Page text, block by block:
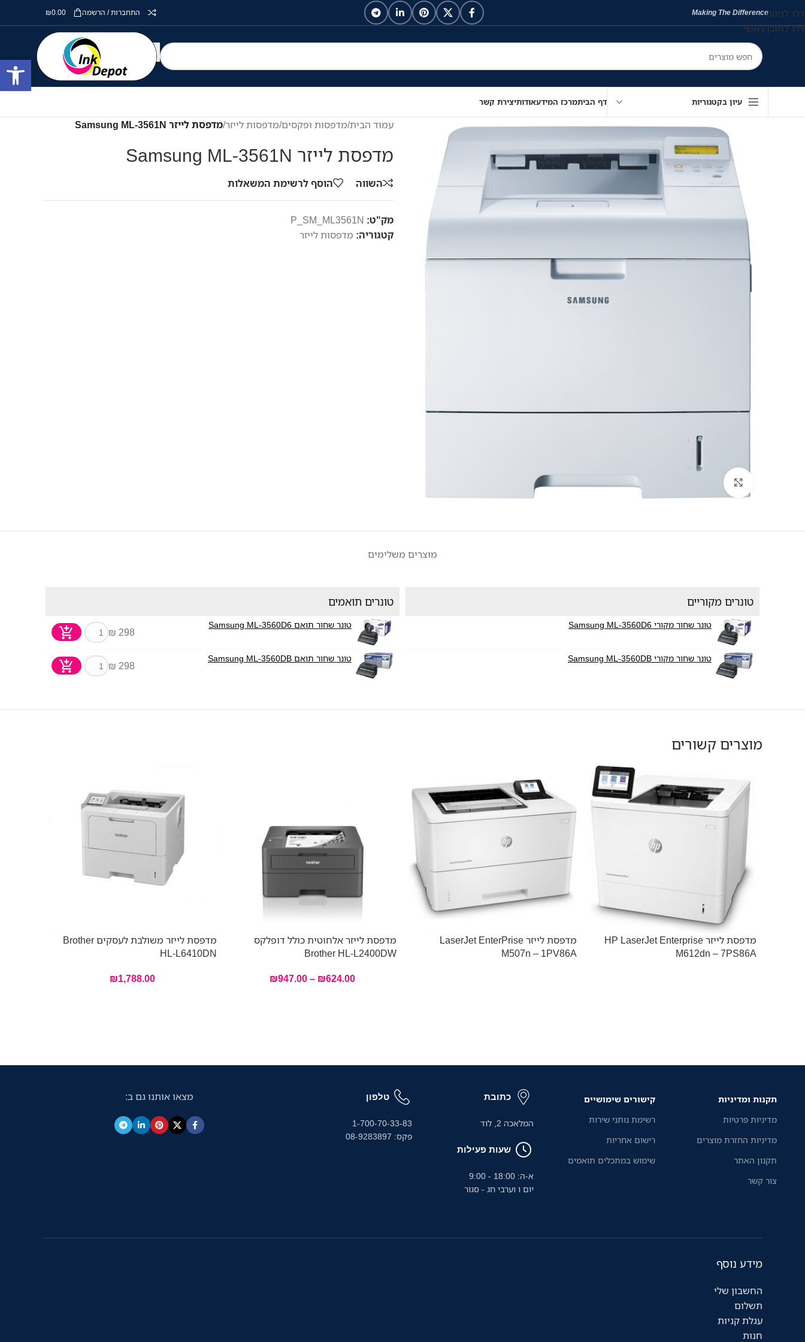
דלג לניווט
דלג לתוכן ראשי
Making The Difference התחברות / הרשמה ₪0.00
עיון בקטגוריות דף הביתמרכז המידעאודותיצירת קשר
עמוד הבית/מדפסות ופקסים/מדפסות לייזר/מדפסת לייזר Samsung ML-3561N
מדפסת לייזר Samsung ML-3561N
השווה הוסף לרשימת המשאלות
מק"ט: P_SM_ML3561N
קטגוריה: מדפסות לייזר
מוצרים משלימים
טונרים מקוריים
טונר שחור מקורי Samsung ML-3560D6
טונר שחור מקורי Samsung ML-3560DB
טונרים תואמים
טונר שחור תואם Samsung ML-3560D6
298 ₪
טונר שחור תואם Samsung ML-3560DB
298 ₪
מוצרים קשורים
מדפסת לייזר HP LaserJet Enterprise
M612dn – 7PS86A
מדפסת לייזר LaserJet EnterPrise
M507n – 1PV86A
מדפסת לייזר אלחוטית כולל דופלקס
Brother HL-L2400DW
₪624.00
–
₪947.00
מדפסת לייזר משולבת לעסקים Brother
HL-L6410DN
₪1,788.00
תקנות ומדיניות
מדיניות פרטיות
מדיניות החזרת מוצרים
תקנון האתר
צור קשר
קישורים שימושיים
רשימת נותני שירות
רישום אחריות
שימוש במתכלים תואמים
כתובת
המלאכה 2, לוד
שעות פעילות
א-ה: 18:00 - 9:00
יום ו וערבי חג - סגור
טלפון
1-700-70-33-83
פקס: 08-9283897
מצאו אותנו גם ב:
מידע נוסף
החשבון שלי
תשלום
עגלת קניות
חנות
פתח